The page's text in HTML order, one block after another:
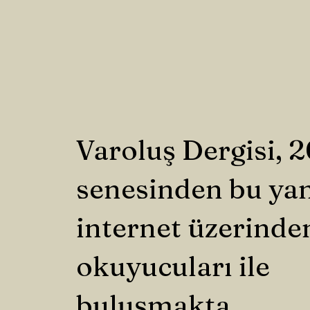
Varoluş Dergisi,
senesinden bu
internet
okuyucuları ile